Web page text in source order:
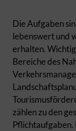
Die Aufgaben
lebenswert und
erhalten.
Bereiche des
zählen zu den